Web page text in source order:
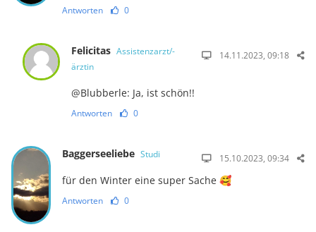
Antworten 0
Felicitas Assistenzarzt/-
ärztin
14.11.2023, 09:18
@Blubberle: Ja, ist schön!!
Antworten 0
Baggerseeliebe Studi 15.10.2023, 09:34
für den Winter eine super Sache 🥰
Antworten 0